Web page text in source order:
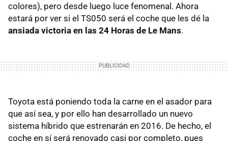
colores), pero desde luego luce fenomenal. Ahora
estará por ver si el TS050 será el coche que les dé la
ansiada victoria en las 24 Horas de Le Mans.
Toyota está poniendo toda la carne en el asador para
que así sea, y por ello han desarrollado un nuevo
sistema híbrido que estrenarán en 2016. De hecho, el
coche en sí será renovado casi por completo, pues